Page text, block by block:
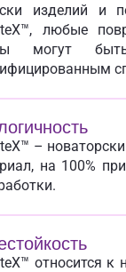
изделий и
любые
могут
–
на 100%
относится